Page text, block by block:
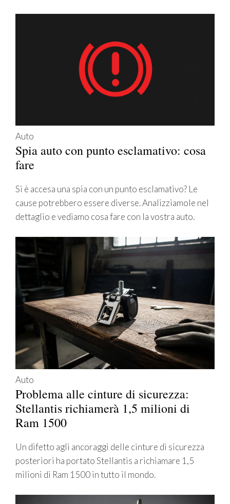
Auto
Spia auto con punto esclamativo: cosa
fare
Si è accesa una spia con un punto esclamativo? Le
cause potrebbero essere diverse. Analizziamole nel
dettaglio e vediamo cosa fare con la vostra auto.
Auto
Problema alle cinture di sicurezza:
Stellantis richiamerà 1,5 milioni di
Ram 1500
Un difetto agli ancoraggi delle cinture di sicurezza
posteriori ha portato Stellantis a richiamare 1,5
milioni di Ram 1500 in tutto il mondo.